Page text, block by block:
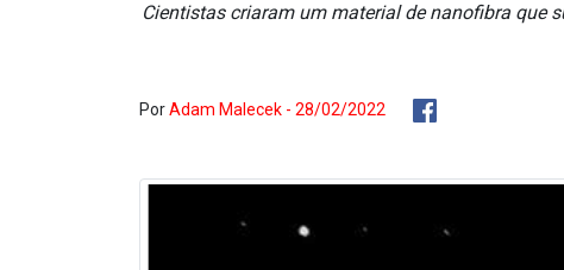
Cientistas criaram um material de nanofibra que
PorAdam Malecek - 28/02/2022